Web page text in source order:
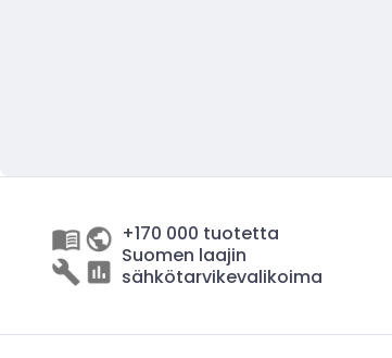
+170 000 tuotetta
Suomen laajin
sähkötarvikevalikoima